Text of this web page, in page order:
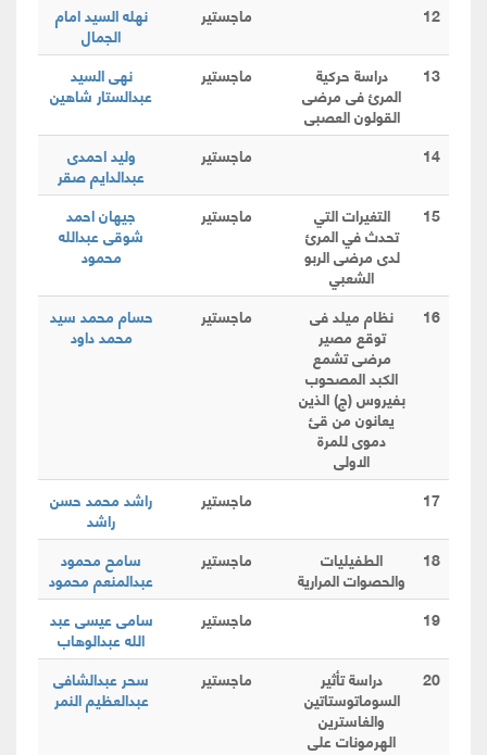
12
ماجستير نهله السيد امام
الجمال
13
دراسة حركية
المرئ فى مرضى
القولون العصبى
ماجستير نهى السيد
عبدالستار شاهين
14 ماجستير وليد احمدى
عبدالدايم صقر
15
التغيرات التي
تحدث في المرئ
لدى مرضى الربو
الشعبي
ماجستير جيهان احمد
شوقى عبدالله
محمود
16 نظام ميلد فى
توقع مصير
مرضى تشمع
الكبد المصحوب
بفيروس (ج) الذين
يعانون من قئ
دموى للمرة
الاولى
ماجستير حسام محمد سيد
محمد داود
17 ماجستير راشد محمد حسن
راشد
18
الطفيليات
والحصوات المرارية
ماجستير سامح محمود
عبدالمنعم محمود
19
ماجستير سامى عيسى عبد
الله عبدالوهاب
20
دراسة تأثير
السوماتوستاتين
والغاسترين
الهرمونات على
ماجستير سحر عبدالشافى
عبدالعظيم النمر